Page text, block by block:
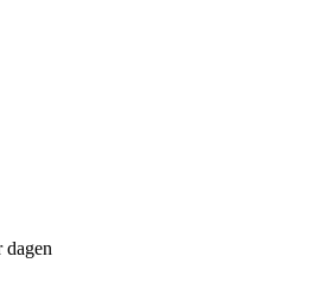
dagen